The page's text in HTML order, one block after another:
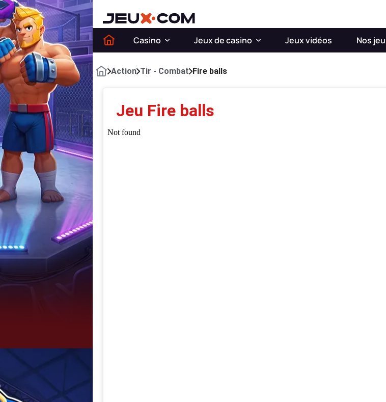
Casino Jeux de casino Jeux vidéos Nos
Action Tir - Combat Fire balls
Jeu Fire balls